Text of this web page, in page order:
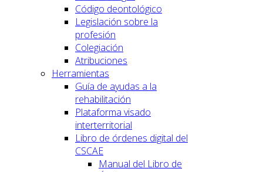
Código deontológico
Legislación sobre la
profesión
Colegiación
Atribuciones
Herramientas
Guía de ayudas a la
rehabilitación
Plataforma visado
interterritorial
Libro de órdenes digital del
CSCAE
Manual del Libro de